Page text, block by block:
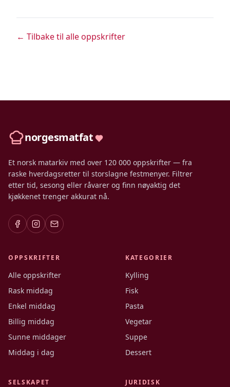
← Tilbake til alle oppskrifter
norgesmatfat
Et norsk matarkiv med over 120 000 oppskrifter — fra
raske hverdagsretter til storslagne festmenyer. Filtrer
etter tid, sesong eller råvarer og finn nøyaktig det
kjøkkenet trenger akkurat nå.
OPPSKRIFTER
Alle oppskrifter
Rask middag
Enkel middag
Billig middag
Sunne middager
Middag i dag
KATEGORIER
Kylling
Fisk
Pasta
Vegetar
Suppe
Dessert
SELSKAPET JURIDISK